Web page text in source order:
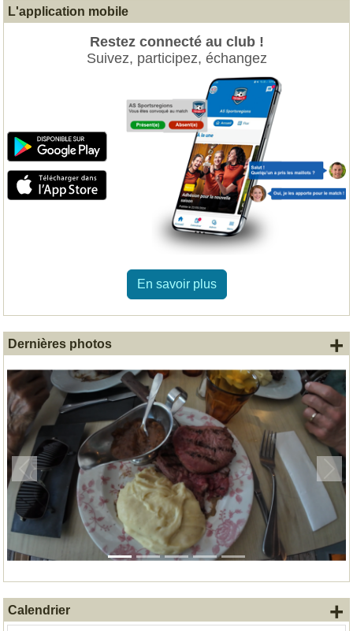
L'application mobile
Restez connecté au club !
Suivez, participez, échangez
En savoir plus
Dernières photos
Précedent
+
Calendrier +